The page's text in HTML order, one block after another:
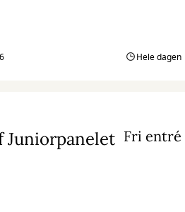
Hele dagen
Juniorpanelet Fri entré